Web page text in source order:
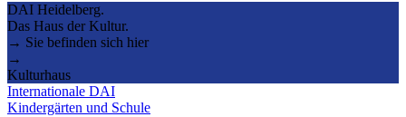
DAI Heidelberg.
Das Haus der Kultur.
→ Sie befinden sich hier
→
Kulturhaus
Internationale DAI
Kindergärten und Schule